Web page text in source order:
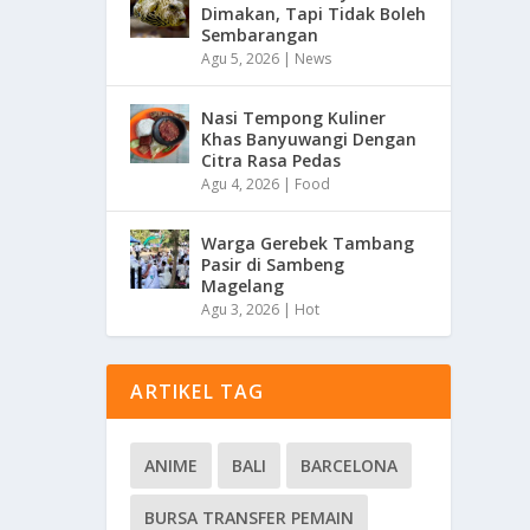
Dimakan, Tapi Tidak Boleh
Sembarangan
Agu 5, 2026 | News
Nasi Tempong Kuliner
Khas Banyuwangi Dengan
Citra Rasa Pedas
Agu 4, 2026 | Food
Warga Gerebek Tambang
Pasir di Sambeng
Magelang
Agu 3, 2026 | Hot
ARTIKEL TAG
ANIME BALI BARCELONA
BURSA TRANSFER PEMAIN